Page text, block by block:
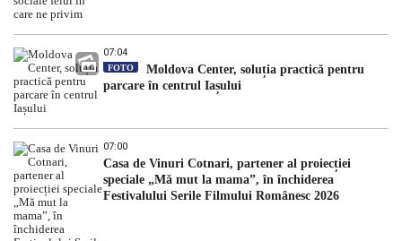
07:04
FOTO
Moldova Center, soluția practică pentru
parcare în centrul Iașului
07:00
Casa de Vinuri Cotnari, partener al proiecției
speciale „Mă mut la mama”, în închiderea
Festivalului Serile Filmului Românesc 2026